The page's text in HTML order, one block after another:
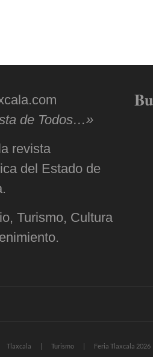
de Todos…»
revista
del Estado de
Turismo, Cultura
Tlaxcala Turismo Feria Tlaxcala 2026